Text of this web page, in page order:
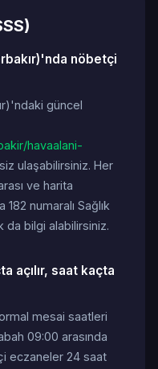
nöbetçi
güncel
havaalani-
ulaşabilirsiniz. Her
ve harita
numaralı Sağlık
da bilgi alabilirsiniz.
açılır, saat kaçta
mesai saatleri
09:00 arasında
eczaneler 24 saat